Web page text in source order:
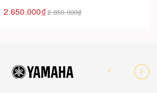
2.650.000₫2.850.000₫